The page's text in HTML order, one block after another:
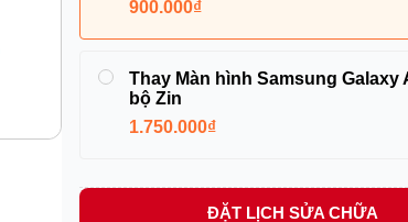
900.000₫
Thay Màn hình Samsung Galaxy
bộ Zin
1.750.000₫
ĐẶT LỊCH SỬA CHỮA